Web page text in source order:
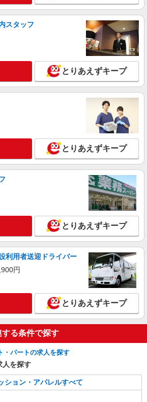
給1600円〜1700円
107-0062 東京都港区南青山5丁目2－15 ヴィ
南青山 B1
詳細を見る
スタッフ/tkYU40812b
NEW
販売
働7.5H×22日勤務の場合「254,100円」※月
は一例です。ご経験により異なります。
〒108-0074 東京都港区高輪2丁目21－2
高輪 South 2F
詳細を見る
スタッフ/tkOR39999a
NEW
円 【時給】1,500円【月収例】1,500
間30分×22日＝247,500円＋残業代（1分単
時給設定は経験、シフト希望により異なり
京都港区北青山3-5-20
詳細を見る
ススタッフ/tkNS39535a
NEW
給1600円〜1700円
107-0062 東京都港区南青山5丁目2－15 ヴィ
青山 B1
スタッフ
とりあえずキープ
とりあえずキープ
とりあえずキープ
利用者送迎ドライバー
円
とりあえずキープ
る条件で探す
・パートの求人を探す
人を探す
ション・アパレルすべて